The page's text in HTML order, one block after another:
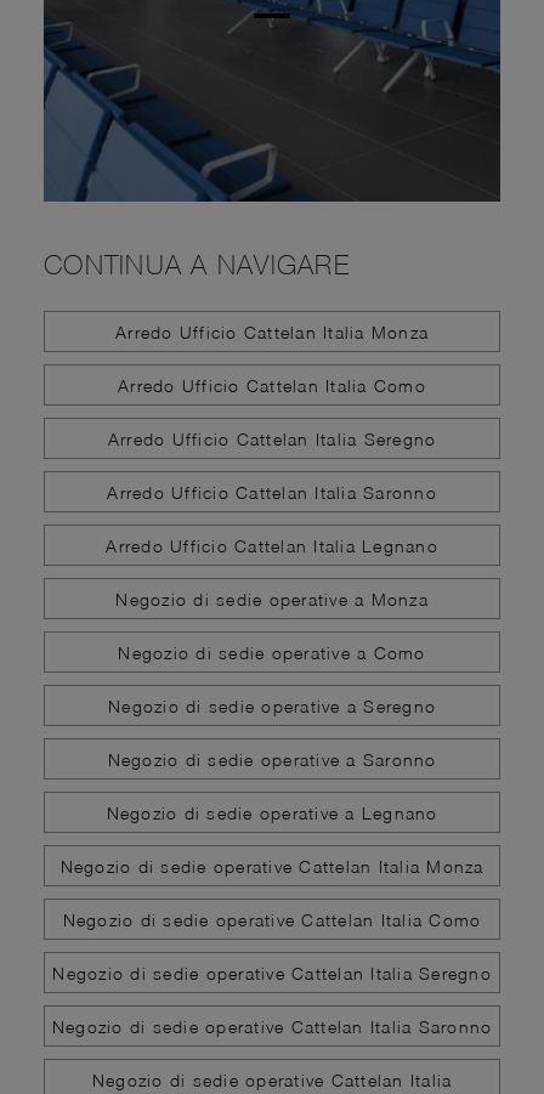
CONTINUA A NAVIGARE
Arredo Ufficio Cattelan Italia Monza
Arredo Ufficio Cattelan Italia Como
Arredo Ufficio Cattelan Italia Seregno
Arredo Ufficio Cattelan Italia Saronno
Arredo Ufficio Cattelan Italia Legnano
Negozio di sedie operative a Monza
Negozio di sedie operative a Como
Negozio di sedie operative a Seregno
Negozio di sedie operative a Saronno
Negozio di sedie operative a Legnano
Negozio di sedie operative Cattelan Italia Monza
Negozio di sedie operative Cattelan Italia Como
Negozio di sedie operative Cattelan Italia Seregno
Negozio di sedie operative Cattelan Italia Saronno
Negozio di sedie operative Cattelan Italia